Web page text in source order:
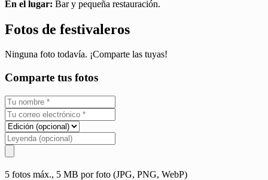
En el lugar: Bar y pequeña restauración.
Fotos de festivaleros
Ninguna foto todavía. ¡Comparte las tuyas!
Comparte tus fotos
5 fotos máx., 5 MB por foto (JPG, PNG, WebP)